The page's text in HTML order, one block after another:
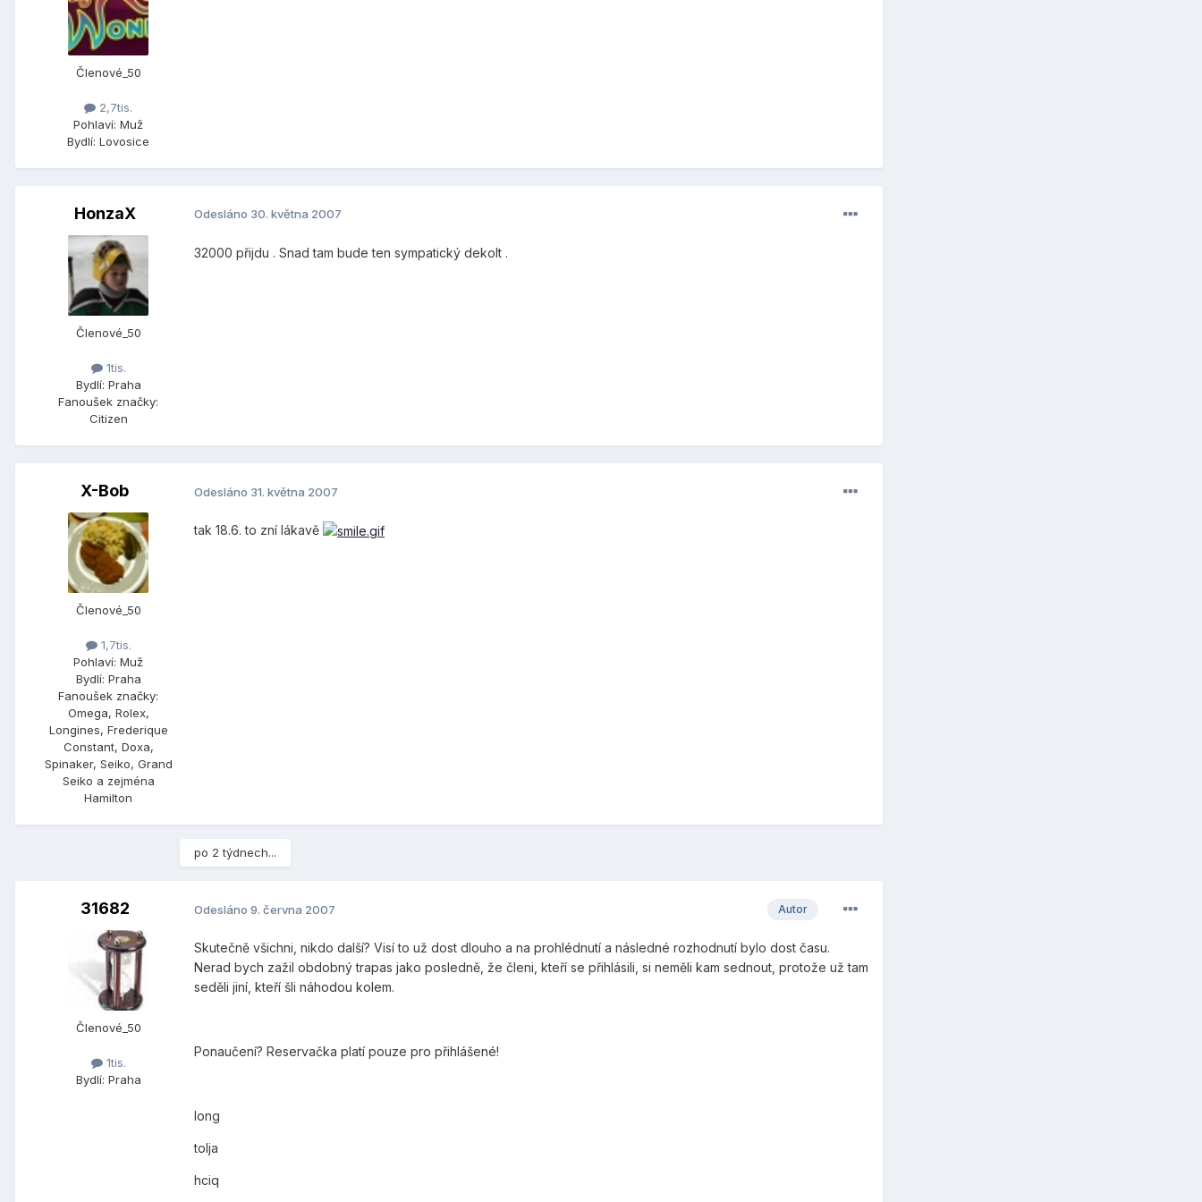
Členové_50
2,7tis.
Pohlaví: Muž
Bydlí: Lovosice
HonzaX
Členové_50
1tis.
Bydlí: Praha
Fanoušek značky:
Citizen
Odesláno 30. května 2007
32000 přijdu . Snad tam bude ten sympatický dekolt .
X-Bob
Členové_50
1,7tis.
Pohlaví: Muž
Bydlí: Praha
Fanoušek značky:
Omega, Rolex,
Longines, Frederique
Constant, Doxa,
Spinaker, Seiko, Grand
Seiko a zejména
Hamilton
Odesláno 31. května 2007
tak 18.6. to zní lákavě
po 2 týdnech...
31682
Členové_50
1tis.
Bydlí: Praha
Autor
Odesláno 9. června 2007
Skutečně všichni, nikdo další? Visí to už dost dlouho a na prohlédnutí a následné rozhodnutí bylo dost času.
Nerad bych zažil obdobný trapas jako posledně, že členi, kteří se přihlásili, si neměli kam sednout, protože už tam
seděli jiní, kteří šli náhodou kolem.
Ponaučení? Reservačka platí pouze pro přihlášené!
long
tolja
hciq